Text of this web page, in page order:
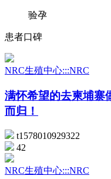
验孕
患者口碑
NRC生殖中心:::NRC
满怀希望的去柬埔寨
而归！
t1578010929322
42
NRC生殖中心:::NRC